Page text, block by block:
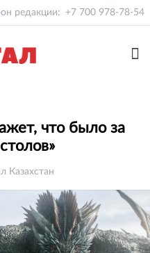
редакции: +7 700 978-78-54
что было за
Казахстан